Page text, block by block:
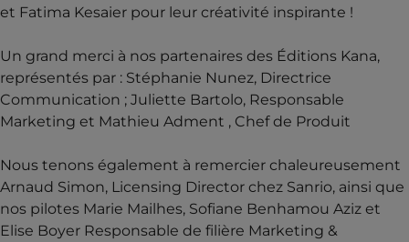
et Fatima Kesaier pour leur créativité inspirante !
Un grand merci à nos partenaires des Éditions Kana,
représentés par : Stéphanie Nunez, Directrice
Communication ; Juliette Bartolo, Responsable
Marketing et Mathieu Adment , Chef de Produit
Nous tenons également à remercier chaleureusement
Arnaud Simon, Licensing Director chez Sanrio, ainsi que
nos pilotes Marie Mailhes, Sofiane Benhamou Aziz et
Elise Boyer Responsable de filière Marketing &